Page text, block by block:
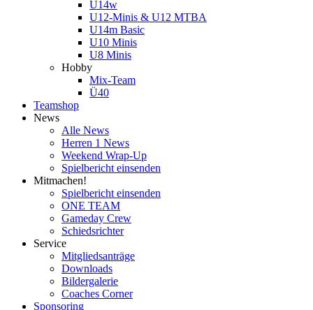
U14w
U12-Minis & U12 MTBA
U14m Basic
U10 Minis
U8 Minis
Hobby
Mix-Team
Ü40
Teamshop
News
Alle News
Herren 1 News
Weekend Wrap-Up
Spielbericht einsenden
Mitmachen!
Spielbericht einsenden
ONE TEAM
Gameday Crew
Schiedsrichter
Service
Mitgliedsanträge
Downloads
Bildergalerie
Coaches Corner
Sponsoring